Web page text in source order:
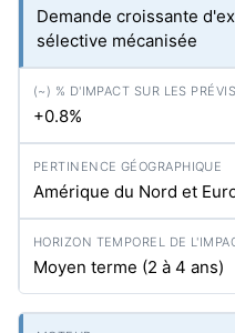
Demande croissante
sélective mécanisée
+0.8%
Amérique du Nord et
Moyen terme (2 à 4 ans)